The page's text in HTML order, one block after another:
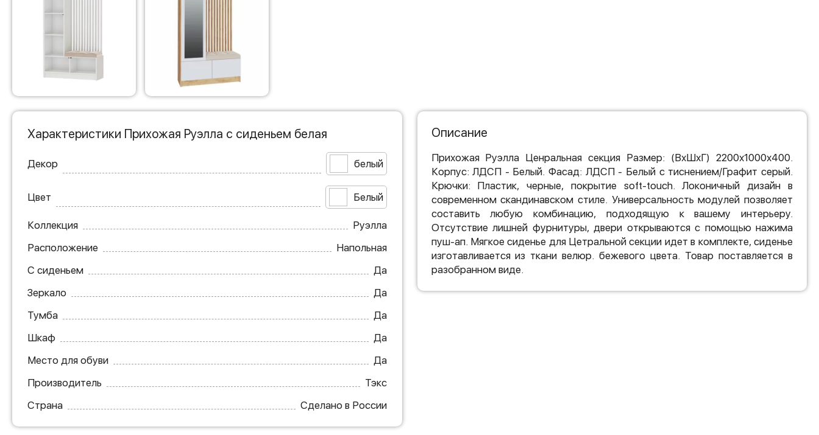
Характеристики Прихожая Руэлла с сиденьем белая
Декор белый
Цвет Белый
Коллекция
Руэлла
Расположение
Напольная
С сиденьем
Да
Зеркало
Да
Тумба
Да
Шкаф
Да
Место для обуви
Да
Производитель
Тэкс
Страна
Сделано в России
Описание
Прихожая Руэлла Ценральная секция Размер: (ВхШхГ) 2200х1000х400.
Корпус: ЛДСП - Белый. Фасад: ЛДСП - Белый с тиснением/Графит серый.
Крючки: Пластик, черные, покрытие soft-touch. Локоничный дизайн в
современном скандинавском стиле. Универсальность модулей позволяет
составить любую комбинацию, подходящую к вашему интерьеру.
Отсутствие лишней фурнитуры, двери открываются с помощью нажима
пуш-ап. Мягкое сиденье для Цетральной секции идет в комплекте, сиденье
изготавливается из ткани велюр. бежевого цвета. Товар поставляется в
разобранном виде.